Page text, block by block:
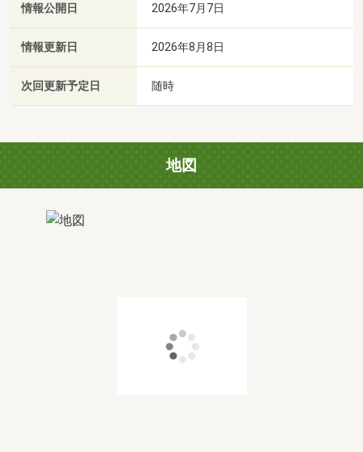
情報公開日 2026年7月7日
情報更新日 2026年8月8日
次回更新予定日 随時
地図